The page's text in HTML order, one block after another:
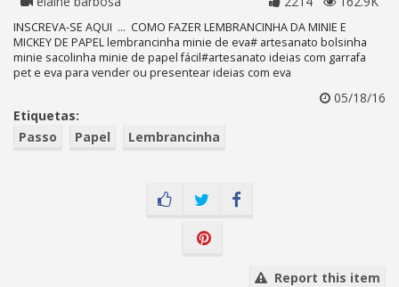
INSCREVA-SE AQUI ... COMO FAZER LEMBRANCINHA DA MINIE E
MICKEY DE PAPEL lembrancinha minie de eva# artesanato bolsinha
minie sacolinha minie de papel fácil#artesanato ideias com garrafa
pet e eva para vender ou presentear ideias com eva
05/18/16
Etiquetas:
Passo
Papel Lembrancinha
Report this item